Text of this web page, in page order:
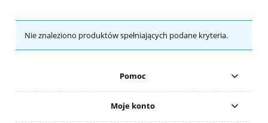
Nie znaleziono produktów spełniających podane kryteria.
Pomoc
Moje konto